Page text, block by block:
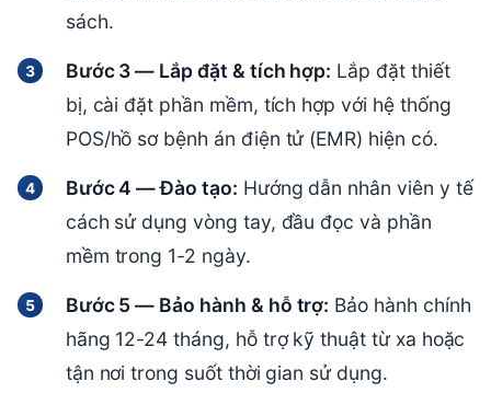
sách.
Bước 3 — Lắp đặt & tích hợp: Lắp đặt thiết
bị, cài đặt phần mềm, tích hợp với hệ thống
POS/hồ sơ bệnh án điện tử (EMR) hiện có.
Bước 4 — Đào tạo: Hướng dẫn nhân viên y tế
cách sử dụng vòng tay, đầu đọc và phần
mềm trong 1-2 ngày.
Bước 5 — Bảo hành & hỗ trợ: Bảo hành chính
hãng 12-24 tháng, hỗ trợ kỹ thuật từ xa hoặc
tận nơi trong suốt thời gian sử dụng.